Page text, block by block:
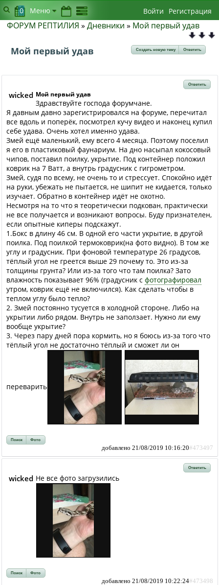
ФОРУМ РЕПТИЛИЯ » Дневники » Мой первый удав
Мой первый удав Создать новую тему Ответить
Ответить
wicked Мой первый удав
Здравствуйте господа форумчане.
Я давным давно зарегистрировался на форуме, перечитал
все вдоль и поперёк, посмотрел кучу видео и наконец купил
себе удава. Очень хотел именно удава.
Змей ещё маленький, ему всего 4 месяца. Поэтому поселил
я его в пластиковый фаунариум. На дно насыпал кокосовый
чипов, поставил поилку, укрытие. Под контейнер положил
коврик на 7 Ватт, а внутрь градусник с гигрометром.
Змей, судя по всему, не очень то и стрессует. Спокойно идёт
на руки, убежать не пытается, не шипит не кидается, только
изучает. Обратно в контейнер идёт не охотно.
Несмотря на то что я теоретически подкован, практически
не все получается и возникают вопросы. Буду признателен,
если опытные киперы подскажут.
1.Бокс в длину 46 см. В одной его части укрытие, в другой
поилка. Под поилкой термоковрик(на фото видно). В том же
углу и градусник. При фоновой температуре 26 градусов,
тёплый угол не греется выше 29 почему то. Это из-за
толщины грунта? Или из-за того что там поилка? Зато
влажность показывает 96% (градусник с фотографировал
утром, коврик ещё не включился). Как сделать чтобы в
теплом углу было тепло?
2. Змей постоянно тусуется в холодной стороне. Либо на
укрытии либо рядом. Внутрь не заползает. Нужно ли ему
вообще укрытие?
3. Через пару дней пора кормить, но я боюсь из-за того что
тёплый угол не достаточно тёплый и сможет ли он
переварить
Поиск Фото
добавлено 21/08/2019 10:16:20#473497
Ответить
wicked Не все фото загрузились
Поиск Фото
добавлено 21/08/2019 10:22:24#473498
0 Меню Войти Регистрация